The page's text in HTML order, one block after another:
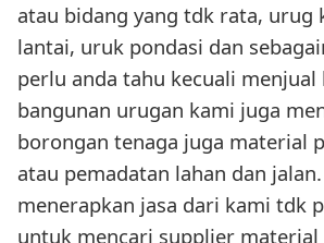
atau bidang yang tdk rata, urug
lantai, uruk pondasi dan
perlu anda tahu kecuali menjual
bangunan urugan kami juga
borongan tenaga juga material
atau pemadatan lahan dan
menerapkan jasa dari kami tdk
untuk mencari supplier